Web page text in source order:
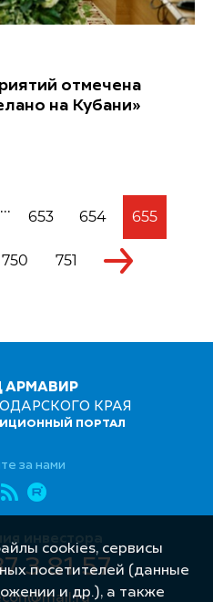
отмечена
на Кубани»
... 653 654 655
750 751
АРМАВИР
КРАЯ
ПОРТАЛ
за нами
инвестора
3 81 57
cookies, сервисы
посетителей (данные
и др.), а также